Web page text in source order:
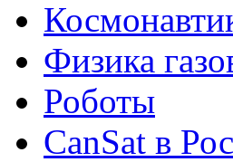
Физика
Роботы
CanSat в